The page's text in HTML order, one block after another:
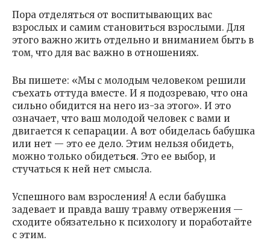
Пора отделяться от воспитывающих вас
взрослых и самим становиться взрослыми. Для
этого важно жить отдельно и вниманием быть в
том, что для вас важно в отношениях.
Вы пишете: «Мы с молодым человеком решили
съехать оттуда вместе. И я подозреваю, что она
сильно обидится на него из-за этого». И это
означает, что ваш молодой человек с вами и
двигается к сепарации. А вот обиделась бабушка
или нет — это ее дело. Этим нельзя обидеть,
можно только обидеться. Это ее выбор, и
стучаться к ней нет смысла.
Успешного вам взросления! А если бабушка
задевает и правда вашу травму отвержения —
сходите обязательно к психологу и поработайте
с этим.